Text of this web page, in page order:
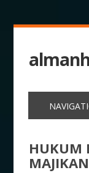
HUKUM